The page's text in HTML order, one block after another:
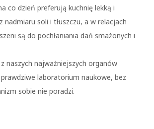
co dzień preferują kuchnię lekką i
soli i tłuszczu, a w relacjach
są do pochłaniania dań smażonych i
naszych najważniejszych organów
laboratorium naukowe, bez
sobie nie poradzi.